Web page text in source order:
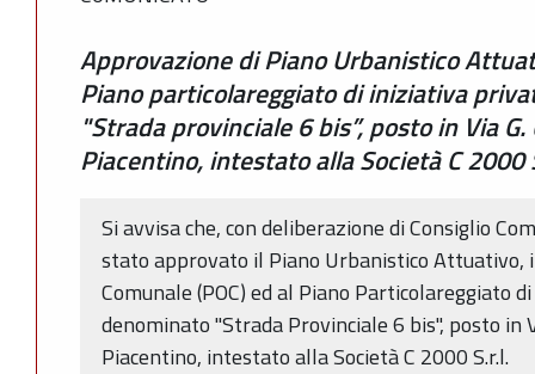
Approvazione di Piano Urbanistico
Piano particolareggiato di iniziativa
"Strada provinciale 6 bis”, posto in Via
Piacentino, intestato alla Società C 2000
Si avvisa che, con deliberazione di Consiglio
stato approvato il Piano Urbanistico Attuativo,
Comunale (POC) ed al Piano Particolareggiato
denominato "Strada Provinciale 6 bis", posto in
Piacentino, intestato alla Società C 2000 S.r.l.